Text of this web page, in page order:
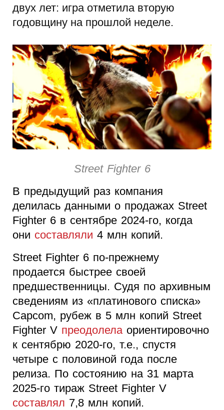
двух лет: игра отметила вторую
годовщину на прошлой неделе.
Street Fighter 6
В предыдущий раз компания
делилась данными о продажах Street
Fighter 6 в сентябре 2024-го, когда
они составляли 4 млн копий.
Street Fighter 6 по-прежнему
продается быстрее своей
предшественницы. Судя по архивным
сведениям из «платинового списка»
Capcom, рубеж в 5 млн копий Street
Fighter V преодолелаориентировочно
к сентябрю 2020-го, т.е., спустя
четыре с половиной года после
релиза. По состоянию на 31 марта
2025-го тираж Street Fighter V
составлял 7,8 млн копий.